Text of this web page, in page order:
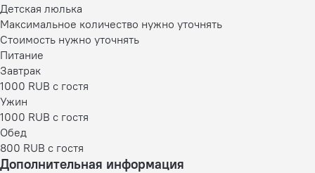
Детская люлька
Максимальное количество нужно уточнять
Стоимость нужно уточнять
Питание
Завтрак
1000 RUB c гостя
Ужин
1000 RUB c гостя
Обед
800 RUB c гостя
Дополнительная информация